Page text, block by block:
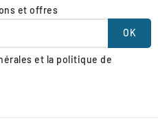
et offres
et la politique de